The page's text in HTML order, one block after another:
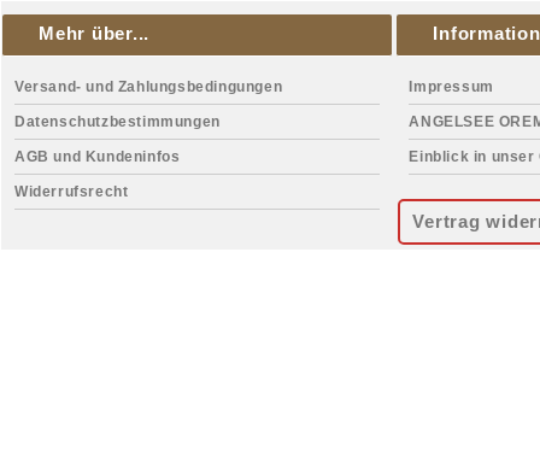
Mehr über...
Versand- und Zahlungsbedingungen
Datenschutzbestimmungen
AGB und Kundeninfos
Widerrufsrecht
Impressum
ANGELSEE
Einblick in unser
Vertrag